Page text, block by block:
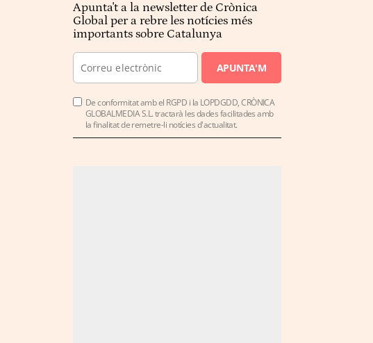
Apunta't a la newsletter de Crònica
Global per a rebre les notícies més
importants sobre Catalunya
APUNTA'M
De conformitat amb el RGPD i la LOPDGDD, CRÒNICA
GLOBALMEDIA S.L. tractarà les dades facilitades amb
la finalitat de remetre-li notícies d'actualitat.